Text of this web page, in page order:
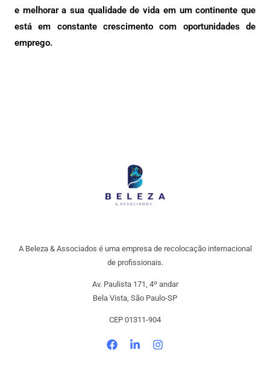
e melhorar a sua qualidade de vida em um continente que
está em constante crescimento com oportunidades de
emprego.
A Beleza & Associados é uma empresa de recolocação internacional
de profissionais.
Av. Paulista 171, 4º andar
Bela Vista, São Paulo-SP
CEP 01311-904